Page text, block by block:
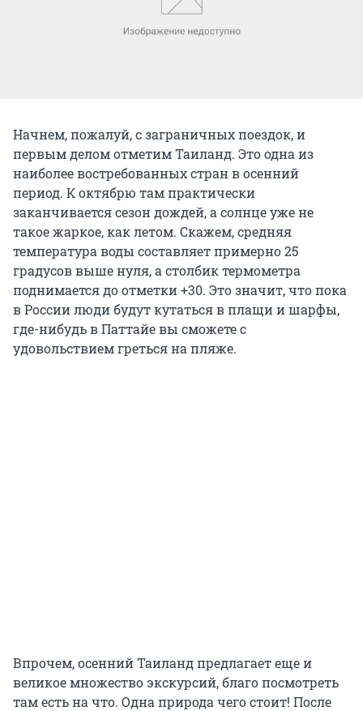
Начнем, пожалуй, с заграничных поездок, и
первым делом отметим Таиланд. Это одна из
наиболее востребованных стран в осенний
период. К октябрю там практически
заканчивается сезон дождей, а солнце уже не
такое жаркое, как летом. Скажем, средняя
температура воды составляет примерно 25
градусов выше нуля, а столбик термометра
поднимается до отметки +30. Это значит, что пока
в России люди будут кутаться в плащи и шарфы,
где-нибудь в Паттайе вы сможете с
удовольствием греться на пляже.
Впрочем, осенний Таиланд предлагает еще и
великое множество экскурсий, благо посмотреть
там есть на что. Одна природа чего стоит! После